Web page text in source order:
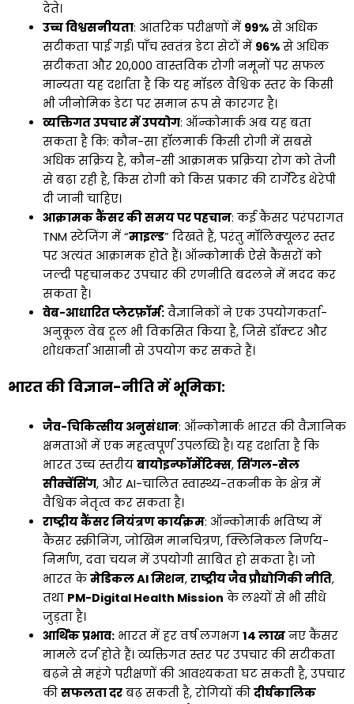
देते।
उच्च विश्वसनीयता: आंतरिक परीक्षणों में 99%से अधिक
सटीकता पाई गई। पाँच स्वतंत्र डेटा सेटों में 96%से अधिक
सटीकता और 20,000 वास्तविक रोगी नमूनों पर सफल
मान्यता यह दर्शाता है कि यह मॉडल वैश्विक स्तर के किसी
भी जीनोमिक डेटा पर समान रूप से कारगर है।
व्यक्तिगत उपचार में उपयोग: ऑन्कोमार्क अब यह बता
सकता है कि: कौन-सा हॉलमार्क किसी रोगी में सबसे
अधिक सक्रिय है, कौन-सी आक्रामक प्रक्रिया रोग को तेजी
से बढ़ा रही है, किस रोगी को किस प्रकार की टार्गेटेड थेरेपी
दी जानी चाहिए।
आक्रामक कैंसर की समय पर पहचान: कई कैंसर परंपरागत
TNM स्टेजिंग में “माइल्ड” दिखते हैं, परंतु मॉलिक्यूलर स्तर
पर अत्यंत आक्रामक होते हैं। ऑन्कोमार्क ऐसे कैंसरों को
जल्दी पहचानकर उपचार की रणनीति बदलने में मदद कर
सकता है।
वेब-आधारित प्लेटफ़ॉर्म:वैज्ञानिकों ने एक उपयोगकर्ता-
अनुकूल वेब टूल भी विकसित किया है, जिसे डॉक्टर और
शोधकर्ता आसानी से उपयोग कर सकते हैं।
भारत की विज्ञान-नीति में भूमिका:
जैव-चिकित्सीय अनुसंधान: ऑन्कोमार्क भारत की वैज्ञानिक
क्षमताओं में एक महत्वपूर्ण उपलब्धि है। यह दर्शाता है कि
भारत उच्च स्तरीय बायोइन्फॉर्मेटिक्स, सिंगल-सेल
सीक्वेंसिंग, और AI-चालित स्वास्थ्य-तकनीक के क्षेत्र में
वैश्विक नेतृत्व कर सकता है।
राष्ट्रीय कैंसर नियंत्रण कार्यक्रम: ऑन्कोमार्क भविष्य में
कैंसर स्क्रीनिंग, जोखिम मानचित्रण, क्लिनिकल निर्णय-
निर्माण, दवा चयन में उपयोगी साबित हो सकता है। जो
भारत के मेडिकल AI मिशन, राष्ट्रीय जैव प्रौद्योगिकी नीति,
तथा PM-Digital Health Mission के लक्ष्यों से भी सीधे
जुड़ता है।
आर्थिक प्रभाव:भारत में हर वर्ष लगभग 14 लाखनए कैंसर
मामले दर्ज होते हैं। व्यक्तिगत स्तर पर उपचार की सटीकता
बढ़ने से महंगे परीक्षणों की आवश्यकता घट सकती है, उपचार
की सफलता दरबढ़ सकती है, रोगियों की दीर्घकालिक